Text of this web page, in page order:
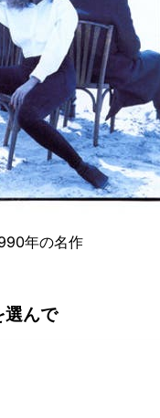
年の名作
選んで